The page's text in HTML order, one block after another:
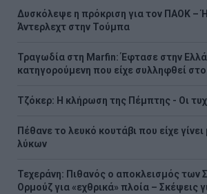
Δυσκόλεψε η πρόκριση για τον ΠΑΟΚ –
Άντερλεχτ στην Τούμπα
Τραγωδία στη Marfin: Έφτασε στην
κατηγορούμενη που είχε συλληφθεί
Τζόκερ: Η κλήρωση της Πέμπτης - Οι
Πέθανε το λευκό κουτάβι που είχε
λύκων
Τεχεράνη: Πιθανός ο αποκλεισμός των
Ορμούζ για «εχθρικά» πλοία – Σκέψεις